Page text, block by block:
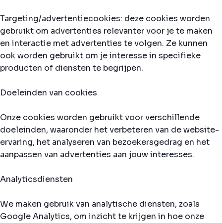
Targeting/advertentiecookies: deze cookies worden
gebruikt om advertenties relevanter voor je te maken
en interactie met advertenties te volgen. Ze kunnen
ook worden gebruikt om je interesse in specifieke
producten of diensten te begrijpen.
Doeleinden van cookies
Onze cookies worden gebruikt voor verschillende
doeleinden, waaronder het verbeteren van de website-
ervaring, het analyseren van bezoekersgedrag en het
aanpassen van advertenties aan jouw interesses.
Analyticsdiensten
We maken gebruik van analytische diensten, zoals
Google Analytics, om inzicht te krijgen in hoe onze